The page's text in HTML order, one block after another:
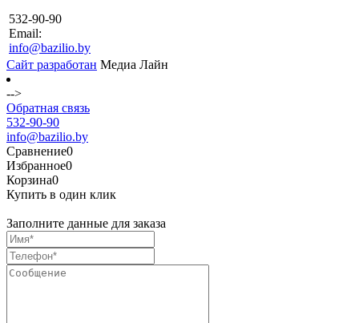
532-90-90
Email:
info@bazilio.by
Сайт разработан Медиа Лайн
-->
Обратная связь
532-90-90
info@bazilio.by
Сравнение0
Избранное0
Корзина0
Купить в один клик
Заполните данные для заказа